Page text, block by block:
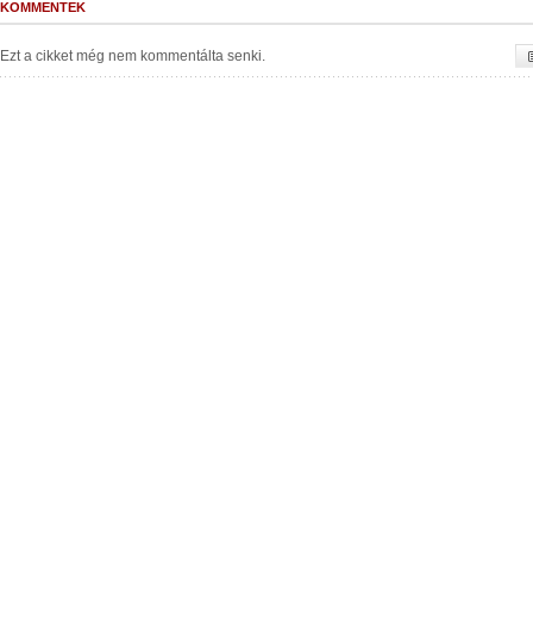
KOMMENTEK
Ezt a cikket még nem kommentálta senki.